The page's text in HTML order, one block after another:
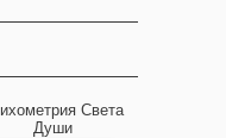
Света
Души